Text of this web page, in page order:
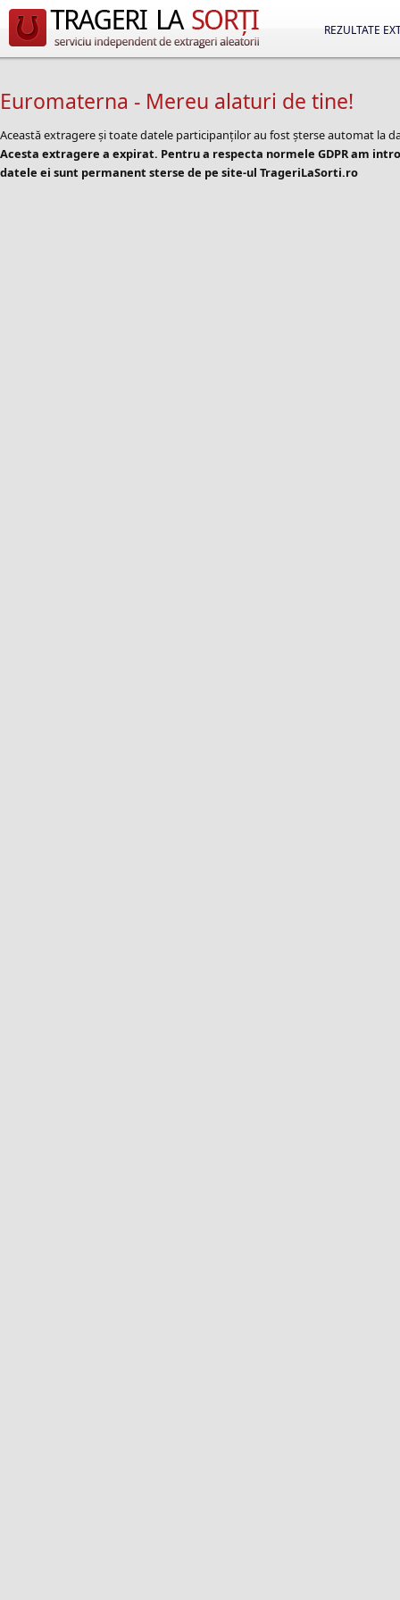
REZULTATE
Euromaterna - Mereu alaturi de tine!
Această extragere și toate datele participanților au fost șterse automat la
Acesta extragere a expirat. Pentru a respecta normele GDPR am
datele ei sunt permanent sterse de pe site-ul TrageriLaSorti.ro